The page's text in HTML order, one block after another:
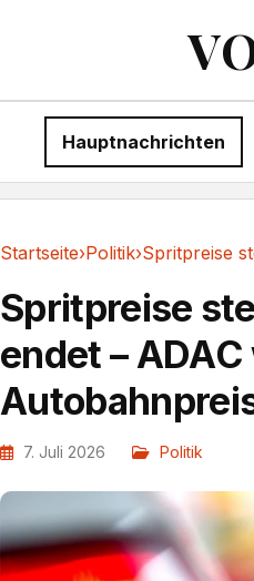
Hauptnachrichten
Startseite›Politik›
Spritpreise
endet –
7. Juli 2026 Politik